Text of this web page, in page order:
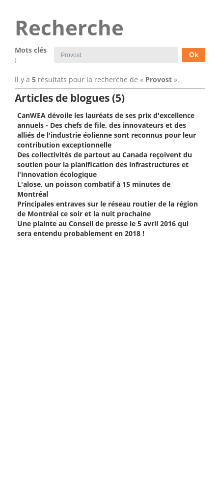
Recherche
Mots clés
:
Il y a 5 résultats pour la recherche de « Provost ».
Articles de blogues (5)
CanWEA dévoile les lauréats de ses prix d'excellence
annuels - Des chefs de file, des innovateurs et des
alliés de l'industrie éolienne sont reconnus pour leur
contribution exceptionnelle
Des collectivités de partout au Canada reçoivent du
soutien pour la planification des infrastructures et
l'innovation écologique
L'alose, un poisson combatif à 15 minutes de
Montréal
Principales entraves sur le réseau routier de la région
de Montréal ce soir et la nuit prochaine
Une plainte au Conseil de presse le 5 avril 2016 qui
sera entendu probablement en 2018 !